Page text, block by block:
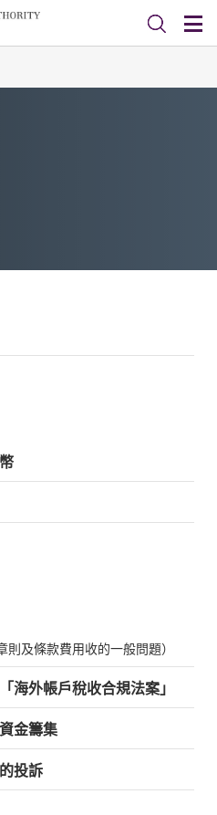
則及條款費用收的一般問題）
海外帳戶稅收合規法案」
金籌集
投訴